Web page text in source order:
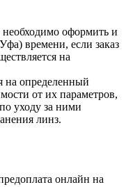
необходимо оформить и
времени, если заказ
на
на определенный
от их параметров,
уходу за ними
линз.
онлайн на